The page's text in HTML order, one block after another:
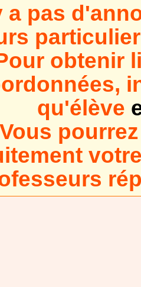
a pas
obtenir
qu'élève
Vous